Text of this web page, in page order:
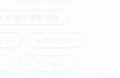
お酒の基礎知識
ー カクテル
ビジネス